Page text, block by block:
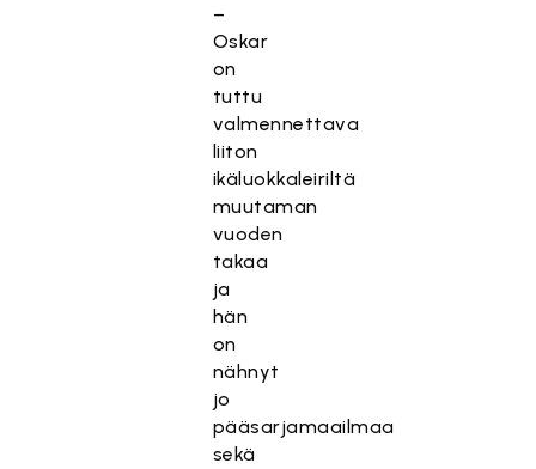
–
Oskar
on
tuttu
valmennettava
liiton
ikäluokkaleiriltä
muutaman
vuoden
takaa
ja
hän
on
nähnyt
jo
pääsarjamaailmaa
sekä